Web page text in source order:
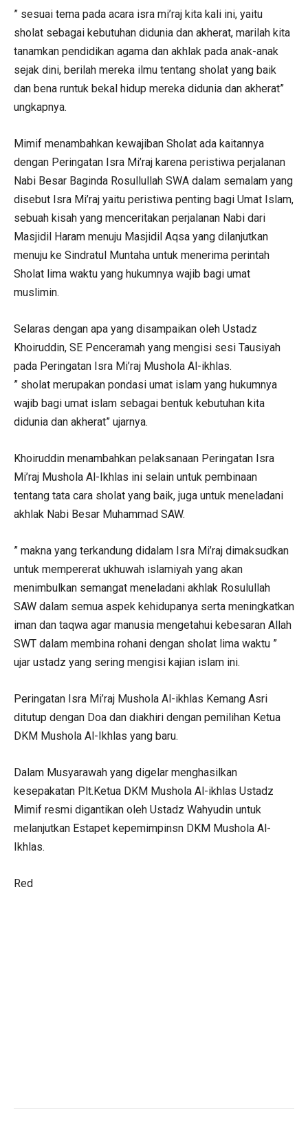
” sesuai tema pada acara isra mi’raj kita kali ini, yaitu
sholat sebagai kebutuhan didunia dan akherat, marilah kita
tanamkan pendidikan agama dan akhlak pada anak-anak
sejak dini, berilah mereka ilmu tentang sholat yang baik
dan bena runtuk bekal hidup mereka didunia dan akherat”
ungkapnya.
Mimif menambahkan kewajiban Sholat ada kaitannya
dengan Peringatan Isra Mi’raj karena peristiwa perjalanan
Nabi Besar Baginda Rosullullah SWA dalam semalam yang
disebut Isra Mi’raj yaitu peristiwa penting bagi Umat Islam,
sebuah kisah yang menceritakan perjalanan Nabi dari
Masjidil Haram menuju Masjidil Aqsa yang dilanjutkan
menuju ke Sindratul Muntaha untuk menerima perintah
Sholat lima waktu yang hukumnya wajib bagi umat
muslimin.
Selaras dengan apa yang disampaikan oleh Ustadz
Khoiruddin, SE Penceramah yang mengisi sesi Tausiyah
pada Peringatan Isra Mi’raj Mushola Al-ikhlas.
” sholat merupakan pondasi umat islam yang hukumnya
wajib bagi umat islam sebagai bentuk kebutuhan kita
didunia dan akherat” ujarnya.
Khoiruddin menambahkan pelaksanaan Peringatan Isra
Mi’raj Mushola Al-Ikhlas ini selain untuk pembinaan
tentang tata cara sholat yang baik, juga untuk meneladani
akhlak Nabi Besar Muhammad SAW.
” makna yang terkandung didalam Isra Mi’raj dimaksudkan
untuk mempererat ukhuwah islamiyah yang akan
menimbulkan semangat meneladani akhlak Rosulullah
SAW dalam semua aspek kehidupanya serta meningkatkan
iman dan taqwa agar manusia mengetahui kebesaran Allah
SWT dalam membina rohani dengan sholat lima waktu ”
ujar ustadz yang sering mengisi kajian islam ini.
Peringatan Isra Mi’raj Mushola Al-ikhlas Kemang Asri
ditutup dengan Doa dan diakhiri dengan pemilihan Ketua
DKM Mushola Al-Ikhlas yang baru.
Dalam Musyarawah yang digelar menghasilkan
kesepakatan Plt.Ketua DKM Mushola Al-ikhlas Ustadz
Mimif resmi digantikan oleh Ustadz Wahyudin untuk
melanjutkan Estapet kepemimpinsn DKM Mushola Al-
Ikhlas.
Red